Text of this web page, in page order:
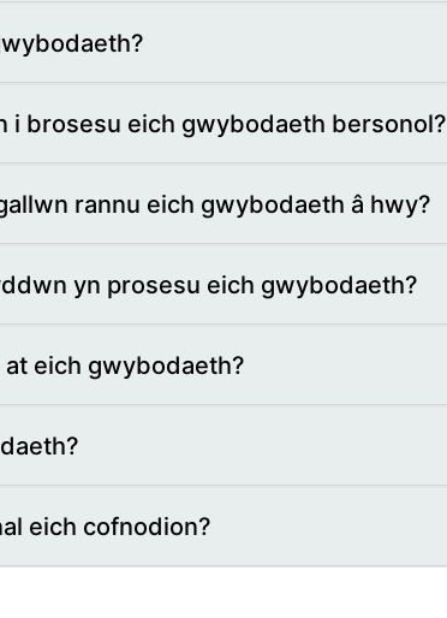
i brosesu eich gwybodaeth bersonol?
rannu eich gwybodaeth â hwy?
yn prosesu eich gwybodaeth?
eich gwybodaeth?
eich cofnodion?